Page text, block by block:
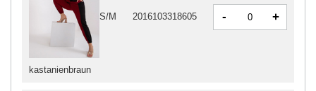
kastanienbraun
S/M 2016103318605 - +